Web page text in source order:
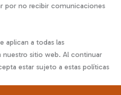
por no recibir comunicaciones
aplican a todas las
nuestro sitio web. Al continuar
estar sujeto a estas políticas